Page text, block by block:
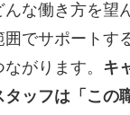
な働き方を望
でサポートす
がります。 キ
ッフは「この